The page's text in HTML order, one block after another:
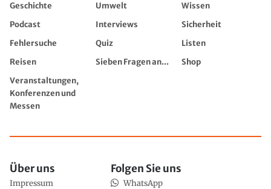
Geschichte Umwelt
Wissen
Podcast
Interviews
Sicherheit
Fehlersuche
Quiz
Listen
Reisen
Sieben Fragen an...
Shop
Veranstaltungen,
Konferenzen und
Messen
Über uns
Impressum
Folgen Sie uns
WhatsApp